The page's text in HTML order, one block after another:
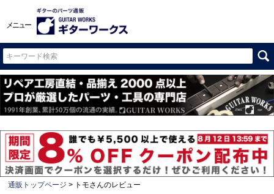
メニュー
通販トップページ トモさんのレビュー